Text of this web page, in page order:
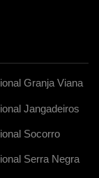
Granja Viana
Jangadeiros
Socorro
Serra Negra